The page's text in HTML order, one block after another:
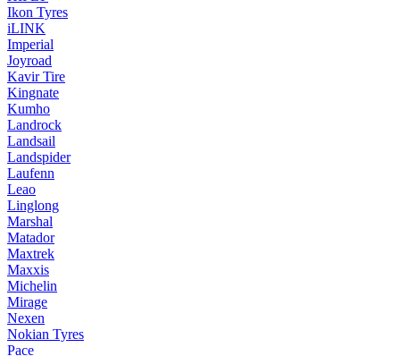
Ikon Tyres
iLINK
Imperial
Joyroad
Kavir Tire
Kingnate
Kumho
Landrock
Landsail
Landspider
Laufenn
Leao
Linglong
Marshal
Matador
Maxtrek
Maxxis
Michelin
Mirage
Nexen
Nokian Tyres
Pace